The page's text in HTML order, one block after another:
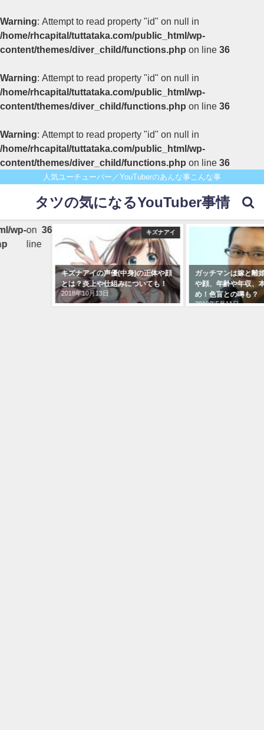
Warning: Attempt to read property "id" on null in
/home/rhcapital/tuttataka.com/public_html/wp-
content/themes/diver_child/functions.php on line 36
Warning: Attempt to read property "id" on null in
/home/rhcapital/tuttataka.com/public_html/wp-
content/themes/diver_child/functions.php on line 36
Warning: Attempt to read property "id" on null in
/home/rhcapital/tuttataka.com/public_html/wp-
content/themes/diver_child/functions.php on line 36
人気ユーチューバー／YouTuberのあんな事こんな事
タツの気になるYouTuber事情
on 36 キズナアイ
キズナアイの声優(中身)の正体や顔
とは？炎上や仕組みについても！
2018年10月13日
ガッチマンは嫁と離婚した
や顔、年齢や年収、本名
め！色盲との噂も？
2018年5月11日